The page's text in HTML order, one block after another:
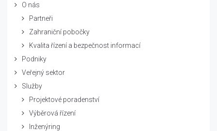
O nás
Partneři
Zahraniční pobočky
Kvalita řízení a bezpečnost informací
Podniky
Veřejný sektor
Služby
Projektové poradenství
Výběrová řízení
Inženýring